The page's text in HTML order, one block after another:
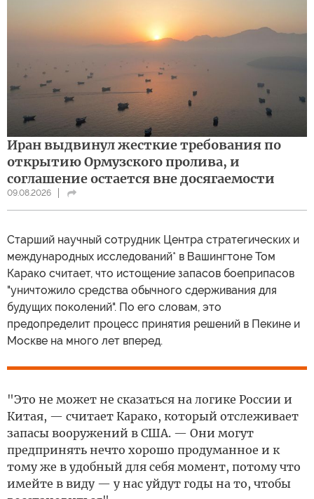
Иран выдвинул жесткие требования по
открытию Ормузского пролива, и
соглашение остается вне досягаемости
09.08.2026
Cтарший научный сотрудник Центра стратегических и
международных исследований* в Вашингтоне Том
Карако считает, что истощение запасов боеприпасов
"уничтожило средства обычного сдерживания для
будущих поколений". По его словам, это
предопределит процесс принятия решений в Пекине и
Москве на много лет вперед.
"Это не может не сказаться на логике России и
Китая, — считает Карако, который отслеживает
запасы вооружений в США. — Они могут
предпринять нечто хорошо продуманное и к
тому же в удобный для себя момент, потому что
имейте в виду — у нас уйдут годы на то, чтобы